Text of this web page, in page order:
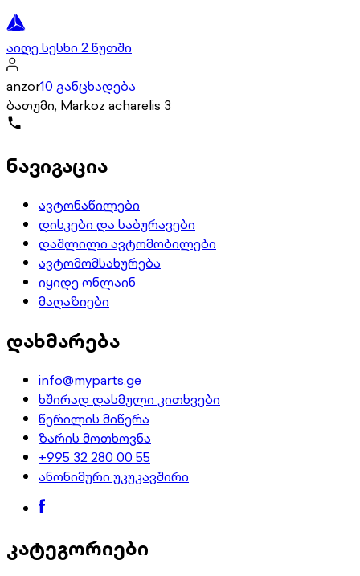
აიღე სესხი 2 წუთში
anzor10 განცხადება
ბათუმი, Markoz acharelis 3
ნავიგაცია
ავტონაწილები
დისკები და საბურავები
დაშლილი ავტომობილები
ავტომომსახურება
იყიდე ონლაინ
მაღაზიები
დახმარება
info@myparts.ge
ხშირად დასმული კითხვები
წერილის მიწერა
ზარის მოთხოვნა
+995 32 280 00 55
ანონიმური უკუკავშირი
კატეგორიები